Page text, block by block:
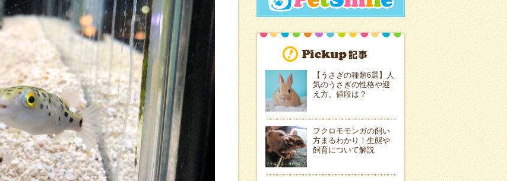
【うさぎの種類6選】人
気のうさぎの性格や迎
え方、値段は？
フクロモモンガの飼い
方まるわかり！生態や
飼育について解説